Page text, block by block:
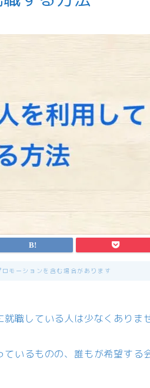
モーションを含む場合があります
職している人は少なくありませ
いるものの、誰もが希望する